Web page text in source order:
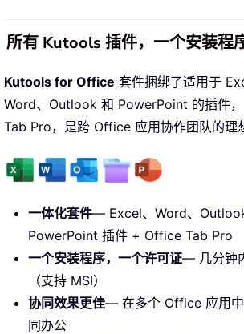
所有 Kutools 插件，一个安装程
Kutools for Office 套件捆绑了适用于
Word、Outlook 和 PowerPoint 的插件
Tab Pro，是跨 Office 应用协作团队的理
一体化套件— Excel、Word、
PowerPoint 插件 + Office Tab Pro
一个安装程序，一个许可证— 几分钟
（支持 MSI）
协同效果更佳— 在多个 Office 应用
同办公